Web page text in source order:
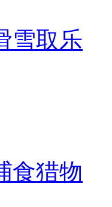
雪取乐
食猎物